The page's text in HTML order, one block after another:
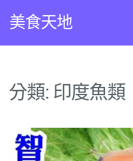
美食天地
分類: 印度魚類